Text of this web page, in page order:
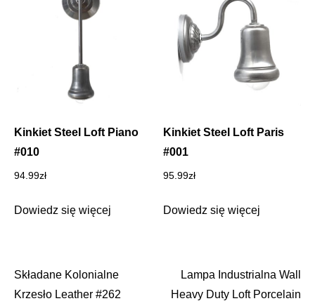
Kinkiet Steel Loft Piano
#010
94.99zł
Dowiedz się więcej
Kinkiet Steel Loft Paris
#001
95.99zł
Dowiedz się więcej
Nawigacja
Składane Kolonialne
Krzesło Leather #262
Lampa Industrialna Wall
Heavy Duty Loft Porcelain